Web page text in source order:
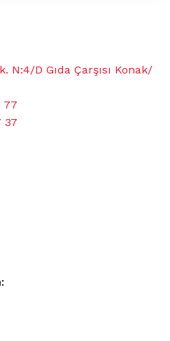
N:4/D Gıda Çarşısı Konak/
77
37